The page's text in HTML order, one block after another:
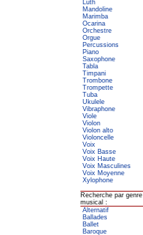
Luth
Mandoline
Marimba
Ocarina
Orchestre
Orgue
Percussions
Piano
Saxophone
Tabla
Timpani
Trombone
Trompette
Tuba
Ukulele
Vibraphone
Viole
Violon
Violon alto
Violoncelle
Voix
Voix Basse
Voix Haute
Voix Masculines
Voix Moyenne
Xylophone
Recherche par genre
musical :
Alternatif
Ballades
Ballet
Baroque